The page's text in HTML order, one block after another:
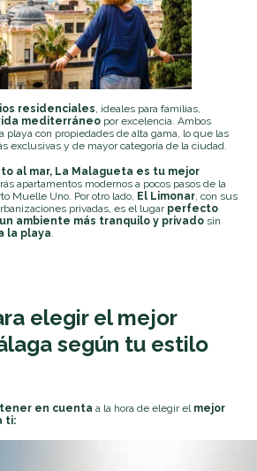
residenciales , ideales para familias,
mediterráneo por excelencia. Ambos
playa con propiedades de alta gama, lo que las
exclusivas y de mayor categoría de la ciudad.
al mar, La Malagueta es tu mejor
apartamentos modernos a pocos pasos de la
Muelle Uno. Por otro lado, El Limonar , con sus
privadas, es el lugar perfecto
ambiente más tranquilo y privado sin
la playa
elegir el mejor
según tu estilo
en cuenta a la hora de elegir el mejor
ti: